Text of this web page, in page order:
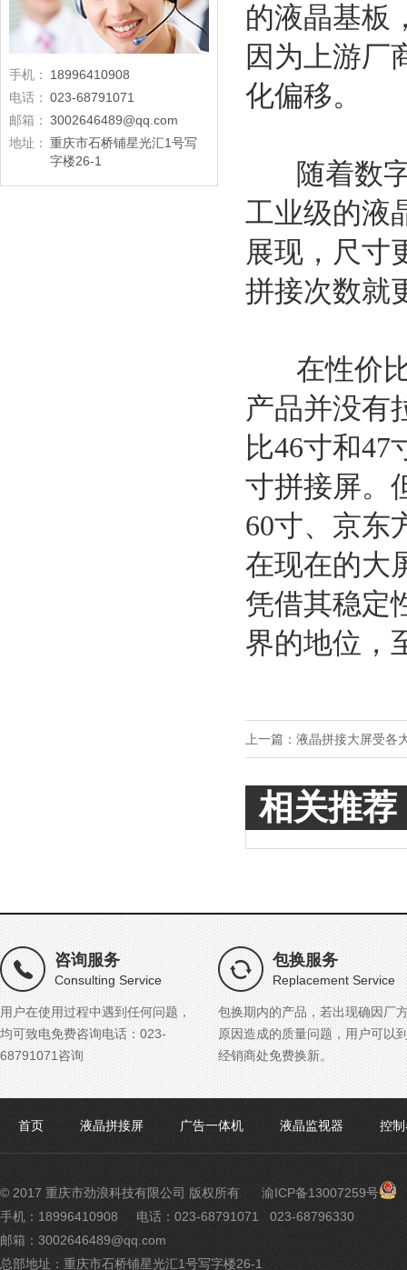
手机：
18996410908
电话： 023-68791071
邮箱： 3002646489@qq.com
地址： 重庆市石桥铺星光汇1号写
字楼26-1
的液晶基板
因为上游厂
化偏移。
随着数字
工业级的液
展现，尺寸
拼接次数就
在性价比
产品并没有
比46寸和47
寸拼接屏。
60寸、京东
在现在的大
凭借其稳定
界的地位，
上一篇： 液晶拼接大屏受各
相关推荐
咨询服务
Consulting Service
用户在使用过程中遇到任何问题，
均可致电免费咨询电话：023-
68791071咨询
包换服务
Replacement Service
包换期内的产品，若出现确因厂
原因造成的质量问题，用户可以
经销商处免费换新。
首页 液晶拼接屏 广告一体机 液晶监视器 控
© 2017 重庆市劲浪科技有限公司 版权所有 渝ICP备13007259号 渝
手机：18996410908
电话：023-68791071 023-68796330
邮箱：3002646489@qq.com
总部地址：重庆市石桥铺星光汇1号写字楼26-1